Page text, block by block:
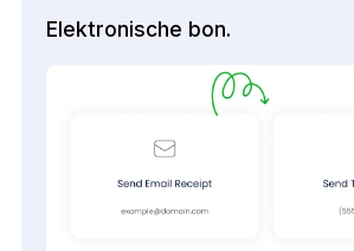
Elektronische bon.